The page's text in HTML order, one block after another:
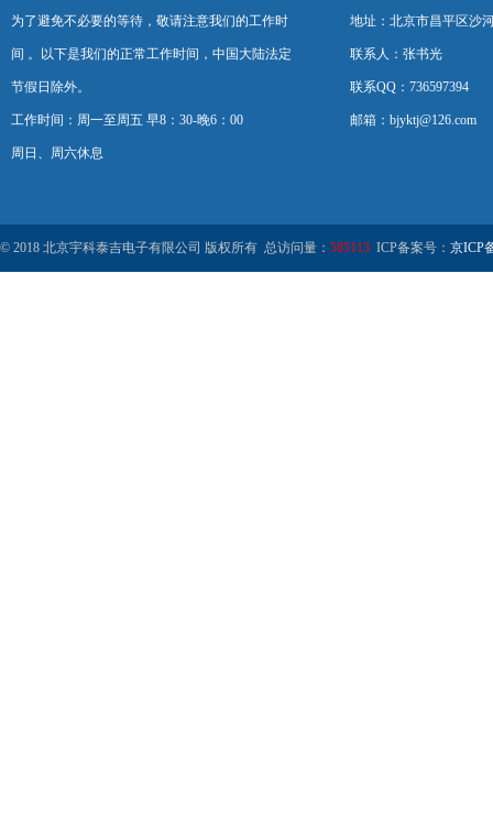
为了避免不必要的等待，敬请注意我们的工作时
间 。以下是我们的正常工作时间，中国大陆法定
节假日除外。
工作时间：周一至周五 早8：30-晚6：00
周日、周六休息
地址：北京市昌平区沙
联系人：张书光
联系QQ：736597394
邮箱：bjyktj@126.com
© 2018 北京宇科泰吉电子有限公司 版权所有 总访问量： 585113 ICP备案号： 京ICP